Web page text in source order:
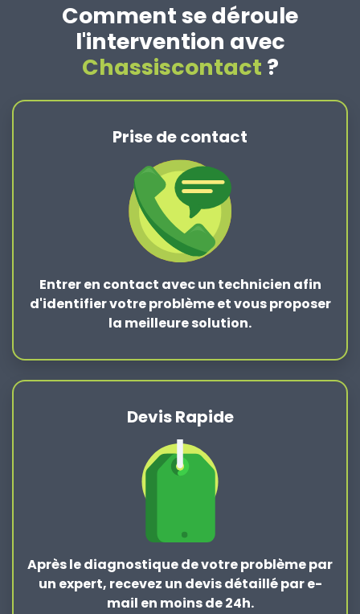
Comment se déroule
l'intervention avec
Chassiscontact ?
Prise de contact
Entrer en contact avec un technicien afin
d'identifier votre problème et vous proposer
la meilleure solution.
Devis Rapide
Après lediagnostique de votre problèmepar
un expert, recevez un devis détaillé par e-
mail en moins de 24h.